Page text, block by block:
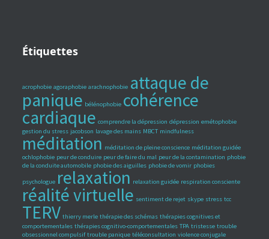
Étiquettes
acrophobie agoraphobie arachnophobie attaque de
panique bélénophobie cohérence
cardiaque comprendre la dépression dépression emétophobie
gestion du stress jacobson lavage des mains MBCT mindfulness
méditation méditation de pleine conscience méditation guidée
ochlophobie peur de conduire peur de faire du mal peur de la contamination phobie
de la conduite automobile phobie des aiguilles phobie de vomir phobies
psychologue relaxation relaxation guidée respiration consciente
réalité virtuelle sentiment de rejet skype stress tcc
TERV thierry merle thérapie des schémas thérapies cognitives et
comportementales thérapies cognitivo-comportementales TPA tristesse trouble
obsessionnel compulsif trouble panique téléconsultation violence conjugale